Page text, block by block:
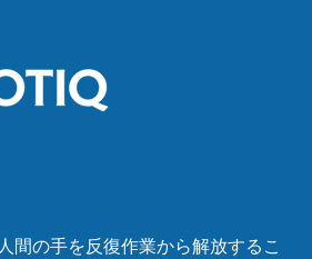
間の手を反復作業から解放するこ